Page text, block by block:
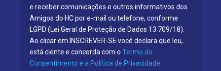
e receber comunicações e outros informativos dos
Amigos do HC por e-mail ou telefone, conforme
LGPD (Lei Geral de Proteção de Dados 13.709/18).
Ao clicar em INSCREVER-SE você declara que leu,
está ciente e concorda com o Termo de
Consentimento e a Política de Privacidade.